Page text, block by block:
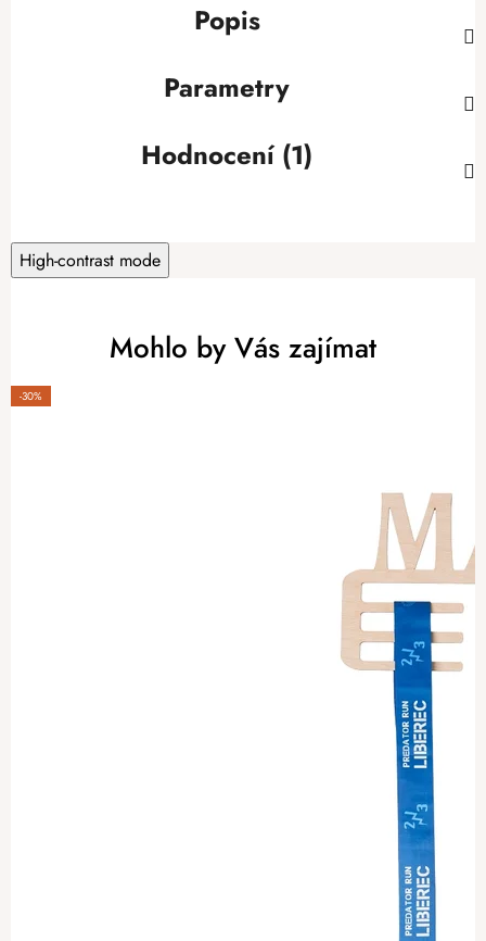
Popis
Parametry
Hodnocení (1)
High-contrast mode
Mohlo by Vás zajímat
-30%